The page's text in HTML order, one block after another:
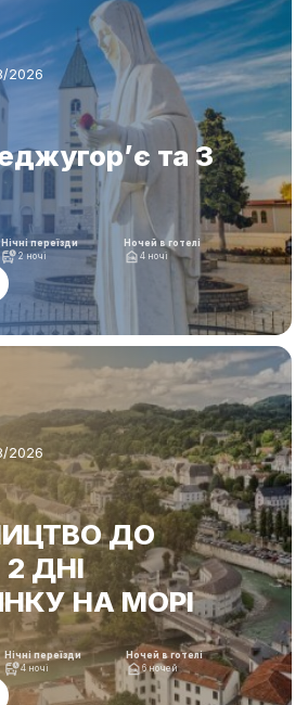
2026
та 3
Нічні переїзди
2 ночі
Ночей в готелі
4 ночі
2026
ДО
ДНІ
НА МОРІ
Нічні переїзди
4 ночі
Ночей в готелі
6 ночей